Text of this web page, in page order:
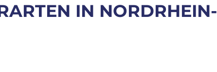
IN NORDRHEIN-